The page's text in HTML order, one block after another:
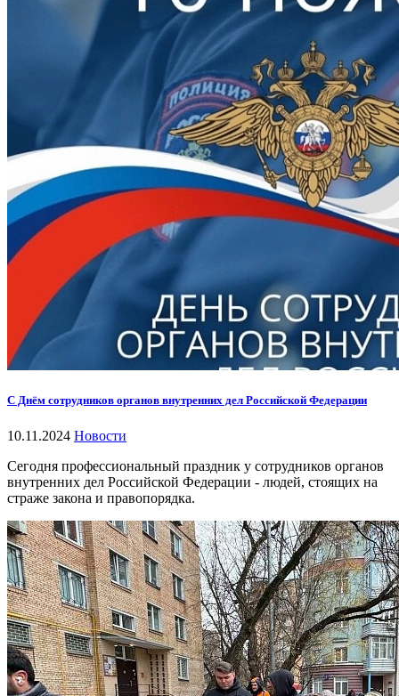
С Днём сотрудников органов внутренних дел Российской Федерации
10.11.2024 Новости
Сегодня профессиональный праздник у сотрудников органов
внутренних дел Российской Федерации - людей, стоящих на
страже закона и правопорядка.